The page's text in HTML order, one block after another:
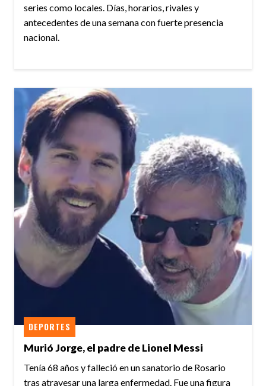
series como locales. Días, horarios, rivales y
antecedentes de una semana con fuerte presencia
nacional.
Murió Jorge, el padre de Lionel Messi
DEPORTES
Tenía 68 años y falleció en un sanatorio de Rosario
tras atravesar una larga enfermedad. Fue una figura